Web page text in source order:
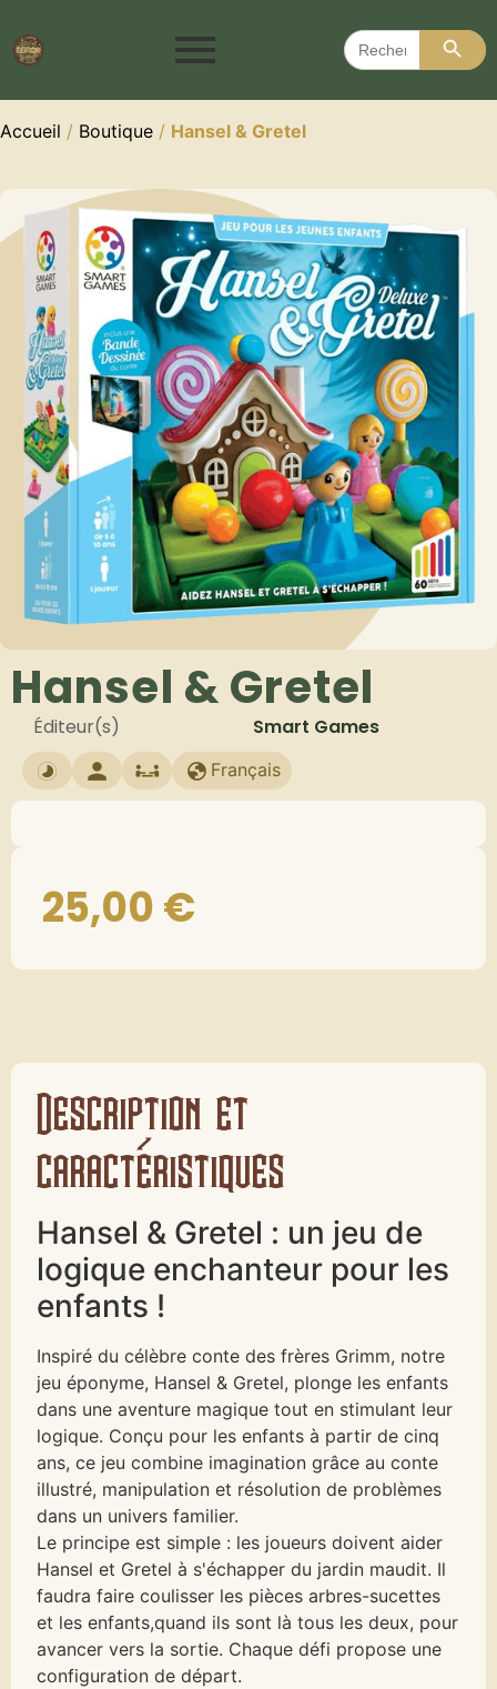
Search
for:
Search
Accueil / Boutique / Hansel & Gretel
Hansel & Gretel
Éditeur(s) Smart Games
Français
25,00€
Description et
caractéristiques
Hansel & Gretel : un jeu de
logique enchanteur pour les
enfants !
Inspiré du célèbre conte des frères Grimm, notre
jeu éponyme, Hansel & Gretel, plonge les enfants
dans une aventure magique tout en stimulant leur
logique. Conçu pour les enfants à partir de cinq
ans, ce jeu combine imagination grâce au conte
illustré, manipulation et résolution de problèmes
dans un univers familier.
Le principe est simple : les joueurs doivent aider
Hansel et Gretel à s'échapper du jardin maudit. Il
faudra faire coulisser les pièces arbres-sucettes
et les enfants,quand ils sont là tous les deux, pour
avancer vers la sortie. Chaque défi propose une
configuration de départ.